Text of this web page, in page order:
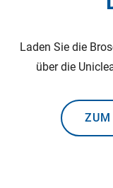
Laden Sie die
über die
ZUM